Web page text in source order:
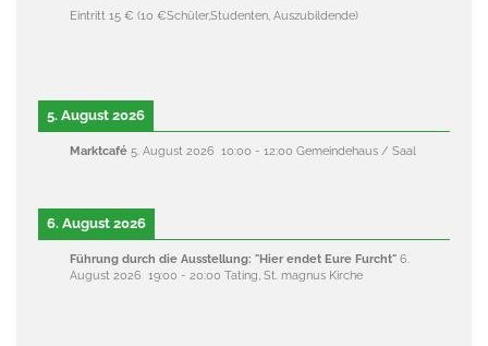
Eintritt 15 € (10 €Schüler,Studenten, Auszubildende)
5. August 2026
Marktcafé 5. August 2026 10:00 - 12:00 Gemeindehaus / Saal
6. August 2026
Führung durch die Ausstellung: "Hier endet Eure Furcht" 6.
August 2026 19:00 - 20:00 Tating, St. magnus Kirche